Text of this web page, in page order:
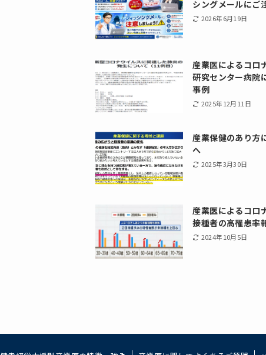
シングメールにご
2026年6月19日
産業医によるコロ
研究センター病院
事例
2025年12月11日
産業保健のあり方
へ
2025年3月30日
産業医によるコロ
接種者の高罹患率
2024年10月5日